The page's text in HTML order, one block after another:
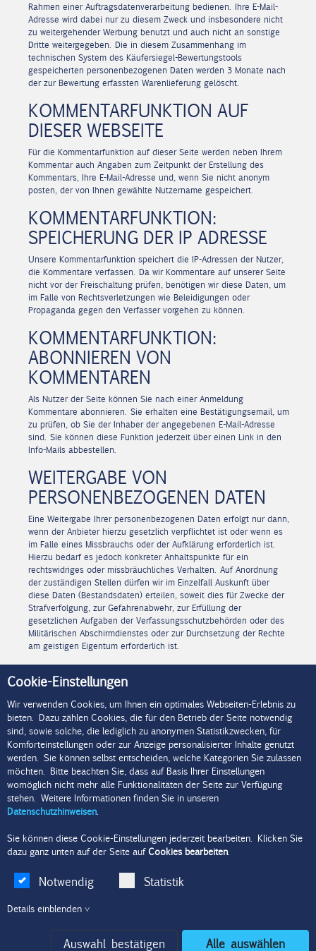
Rahmen einer Auftragsdatenverarbeitung bedienen. Ihre E-Mail-
Adresse wird dabei nur zu diesem Zweck und insbesondere nicht
zu weitergehender Werbung benutzt und auch nicht an sonstige
Dritte weitergegeben. Die in diesem Zusammenhang im
technischen System des Käufersiegel-Bewertungstools
gespeicherten personenbezogenen Daten werden 3 Monate nach
der zur Bewertung erfassten Warenlieferung gelöscht.
KOMMENTARFUNKTION AUF
DIESER WEBSEITE
Für die Kommentarfunktion auf dieser Seite werden neben Ihrem
Kommentar auch Angaben zum Zeitpunkt der Erstellung des
Kommentars, Ihre E-Mail-Adresse und, wenn Sie nicht anonym
posten, der von Ihnen gewählte Nutzername gespeichert.
KOMMENTARFUNKTION:
SPEICHERUNG DER IP ADRESSE
Unsere Kommentarfunktion speichert die IP-Adressen der Nutzer,
die Kommentare verfassen. Da wir Kommentare auf unserer Seite
nicht vor der Freischaltung prüfen, benötigen wir diese Daten, um
im Falle von Rechtsverletzungen wie Beleidigungen oder
Propaganda gegen den Verfasser vorgehen zu können.
KOMMENTARFUNKTION:
ABONNIEREN VON
KOMMENTAREN
Als Nutzer der Seite können Sie nach einer Anmeldung
Kommentare abonnieren. Sie erhalten eine Bestätigungsemail, um
zu prüfen, ob Sie der Inhaber der angegebenen E-Mail-Adresse
sind. Sie können diese Funktion jederzeit über einen Link in den
Info-Mails abbestellen.
WEITERGABE VON
PERSONENBEZOGENEN DATEN
Eine Weitergabe Ihrer personenbezogenen Daten erfolgt nur dann,
wenn der Anbieter hierzu gesetzlich verpflichtet ist oder wenn es
im Falle eines Missbrauchs oder der Aufklärung erforderlich ist.
Hierzu bedarf es jedoch konkreter Anhaltspunkte für ein
rechtswidriges oder missbräuchliches Verhalten. Auf Anordnung
der zuständigen Stellen dürfen wir im Einzelfall Auskunft über
diese Daten (Bestandsdaten) erteilen, soweit dies für Zwecke der
Strafverfolgung, zur Gefahrenabwehr, zur Erfüllung der
gesetzlichen Aufgaben der Verfassungsschutzbehörden oder des
Militärischen Abschirmdienstes oder zur Durchsetzung der Rechte
am geistigen Eigentum erforderlich ist.
AUSKUNFT UND IHRE WEITEREN
RECHTE
Gemäß dem Bundesdatenschutzgesetz haben Sie jederzeit das
Recht auf unentgeltliche Auskunft über die von ihm gespeicherten
Daten, deren Herkunft und Empfänger und den Zweck der
Datenverarbeitung. Sie haben das Recht auf Berichtigung,
Sperrung oder Löschung dieser Daten. Senden Sie uns hierzu
bitte eine E-Mail an die im Impressum genannte E-Mail Adresse
senden und nennen uns die betreffende IP-Adresse, sowie den
genauen Zeitraum des Zugriffs auf unser Internetangebot. Die
entsprechenden Einträge werden soweit möglich dann aus den
auch elektronisch erteilt werden.
gemäß §13 Abs.2 Nr. 4 TMG widerrufen. Ihren Widerruf senden Sie
bitte an die im Impressum genannte E-Mail Adresse.
Stand: Juni 2018
Cookie-Einstellungen
Wir verwenden Cookies, um Ihnen ein optimales Webseiten-Erlebnis zu
bieten. Dazu zählen Cookies, die für den Betrieb der Seite notwendig
sind, sowie solche, die lediglich zu anonymen Statistikzwecken, für
Komforteinstellungen oder zur Anzeige personalisierter Inhalte genutzt
werden. Sie können selbst entscheiden, welche Kategorien Sie zulassen
möchten. Bitte beachten Sie, dass auf Basis Ihrer Einstellungen
womöglich nicht mehr alle Funktionalitäten der Seite zur Verfügung
stehen. Weitere Informationen finden Sie in unseren
Datenschutzhinweisen.
Sie können diese Cookie-Einstellungen jederzeit bearbeiten. Klicken Sie
dazu ganz unten auf der Seite aufCookies bearbeiten.
Notwendig Statistik
Details einblenden ˅
Auswahl bestätigen Alle auswählen